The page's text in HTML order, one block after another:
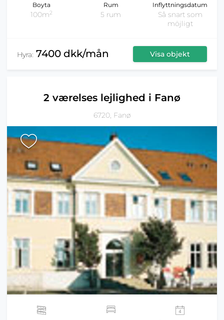
Boyta
100m2
Rum
5 rum
Inflyttningsdatum
Så snart som
möjligt
Hyra: 7400 dkk/mån Visa objekt
2 værelses lejlighed i Fanø
6720, Fanø